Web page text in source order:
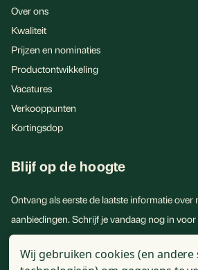
Over ons
Kwaliteit
Prijzen en nominaties
Productontwikkeling
Vacatures
Verkooppunten
Kortingsdop
Blijf op de hoogte
Ontvang als eerste de laatste informatie
aanbiedingen. Schrijf je vandaag nog in
E-Wij gebruiken cookies (en